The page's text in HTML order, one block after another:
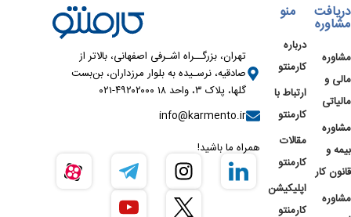
دریافت
مشاوره
مشاوره
مالی و
مالیاتی
مشاوره
بیمه و
قانون کار
مشاوره
منو
درباره
کارمنتو
ارتباط با
کارمنتو
مقالات
کارمنتو
اپلیکیشن
کارمنتو
تهران، بزرگــراه اشـرفی اصفهانی، بالاتر از
صادقیه، نرسـیده به بلوار مرزداران، بن‌بست
گلها، پلاک ۳، واحد ۱۸ ۴۹۲۰۲۰۰۰-۰۲۱
info@karmento.ir
همراه ما باشید!